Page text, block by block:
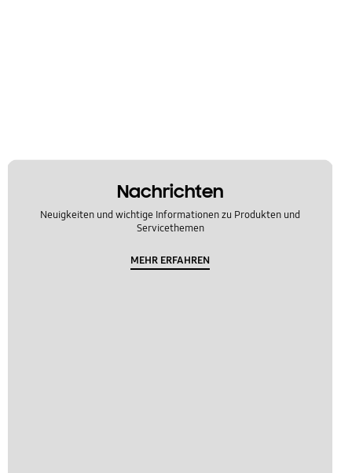
Nachrichten
Neuigkeiten und wichtige Informationen zu Produkten und
Servicethemen
MEHR ERFAHREN